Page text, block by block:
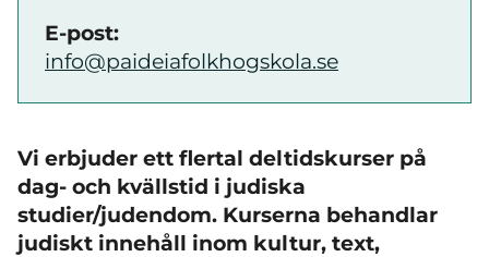
E-post:
info@paideiafolkhogskola.se
Vi erbjuder ett flertal deltidskurser på
dag- och kvällstid i judiska
studier/judendom. Kurserna behandlar
judiskt innehåll inom kultur, text,